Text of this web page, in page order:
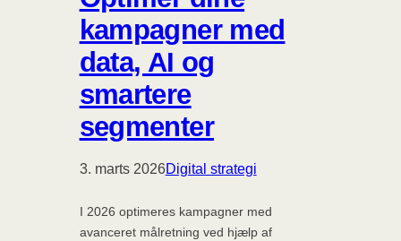
kampagner med
data, AI og
smartere
segmenter
3. marts 2026Digital strategi
I 2026 optimeres kampagner med
avanceret målretning ved hjælp af